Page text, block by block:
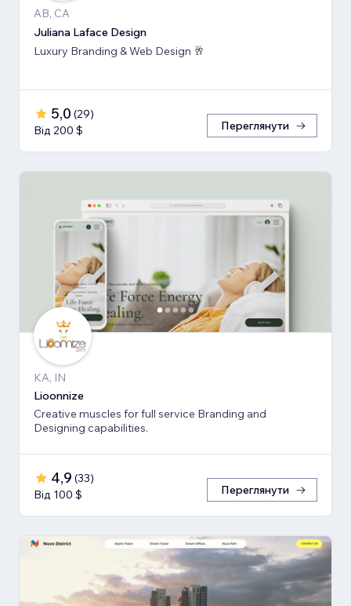
AB, CA
Juliana Laface Design
Luxury Branding & Web Design 🥂
5,0 (29)
Від 200 $
Переглянути
KA, IN
Lioonnize
Creative muscles for full service Branding and
Designing capabilities.
4,9 (33)
Від 100 $
Переглянути